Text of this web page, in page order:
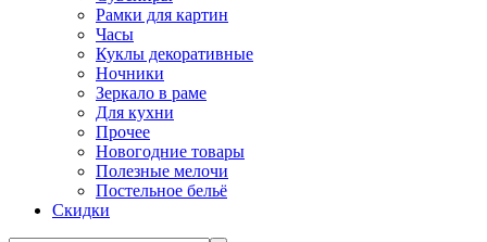
Рамки для картин
Часы
Куклы декоративные
Ночники
Зеркало в раме
Для кухни
Прочее
Новогодние товары
Полезные мелочи
Постельное бельё
Скидки